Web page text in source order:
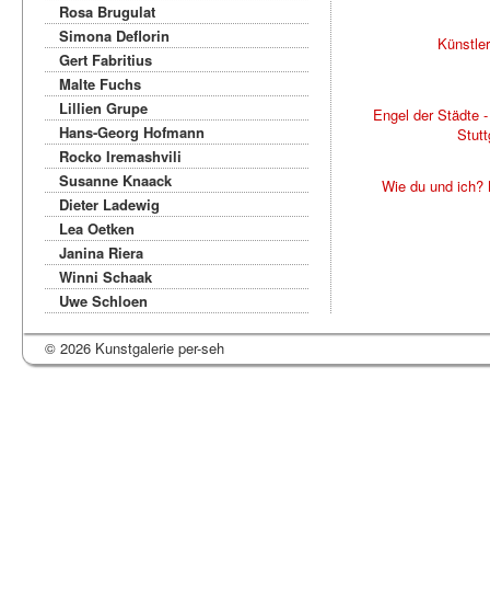
Rosa Brugulat
Simona Deflorin
Gert Fabritius
Malte Fuchs
Lillien Grupe
Hans-Georg Hofmann
Rocko Iremashvili
Susanne Knaack
Dieter Ladewig
Lea Oetken
Janina Riera
Winni Schaak
Uwe Schloen
Engel der Städte
Wie du und ich?
© 2026 Kunstgalerie per-seh